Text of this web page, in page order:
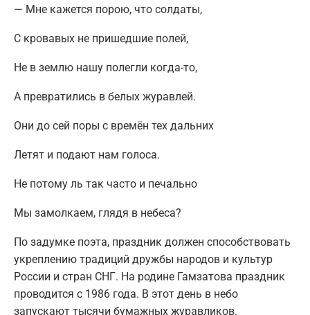
— Мне кажется порою, что солдаты,
С кровавых не пришедшие полей,
Не в землю нашу полегли когда-то,
А превратились в белых журавлей.
Они до сей поры с времён тех дальних
Летят и подают нам голоса.
Не потому ль так часто и печально
Мы замолкаем, глядя в небеса?
По задумке поэта, праздник должен способствовать
укреплению традиций дружбы народов и культур
России и стран СНГ. На родине Гамзатова праздник
проводится с 1986 года. В этот день в небо
запускают тысячи бумажных журавликов.